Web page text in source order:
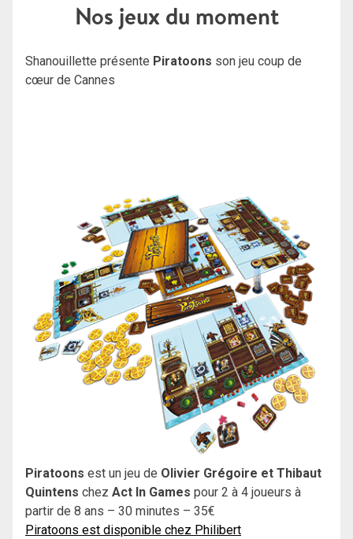
Nos jeux du moment
Shanouillette présente Piratoons son jeu coup de
cœur de Cannes
Piratoons est un jeu de Olivier Grégoire et Thibaut
Quintens chez Act In Games pour 2 à 4 joueurs à
partir de 8 ans – 30 minutes – 35€
Piratoons est disponible chez Philibert